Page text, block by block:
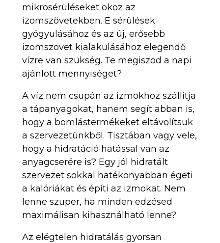
mikrosérüléseket okoz az
izomszövetekben. E sérülések
gyógyulásához és az új, erősebb
izomszövet kialakulásához elegendő
vízre van szükség. Te megiszod a napi
ajánlott mennyiséget?
A víz nem csupán az izmokhoz szállítja
a tápanyagokat, hanem segít abban is,
hogy a bomlástermékeket eltávolítsuk
a szervezetünkből. Tisztában vagy vele,
hogy a hidratáció hatással van az
anyagcserére is? Egy jól hidratált
szervezet sokkal hatékonyabban égeti
a kalóriákat és építi az izmokat. Nem
lenne szuper, ha minden edzésed
maximálisan kihasználható lenne?
Az elégtelen hidratálás gyorsan